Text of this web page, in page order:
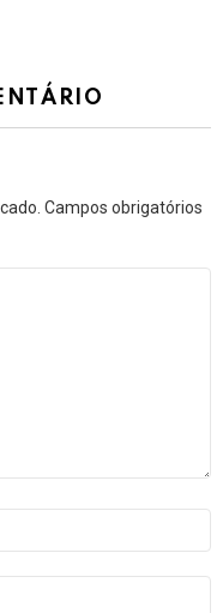
Campos obrigatórios